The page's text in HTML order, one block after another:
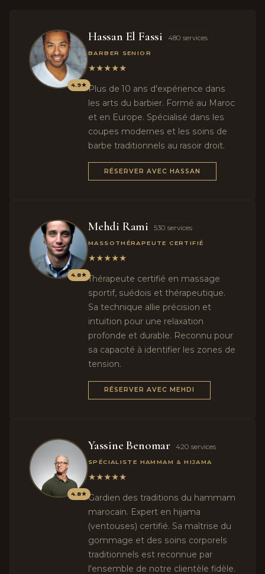
4.9★
Hassan El Fassi 480 services
BARBER SENIOR
★★★★★
Plus de 10 ans d'expérience dans
les arts du barbier. Formé au Maroc
et en Europe. Spécialisé dans les
coupes modernes et les soins de
barbe traditionnels au rasoir droit.
RÉSERVER AVEC HASSAN
4.8★
Mehdi Rami 530 services
MASSOTHÉRAPEUTE CERTIFIÉ
★★★★★
Thérapeute certifié en massage
sportif, suédois et thérapeutique.
Sa technique allie précision et
intuition pour une relaxation
profonde et durable. Reconnu pour
sa capacité à identifier les zones de
tension.
RÉSERVER AVEC MEHDI
4.8★
Yassine Benomar 420 services
SPÉCIALISTE HAMMAM & HIJAMA
★★★★★
Gardien des traditions du hammam
marocain. Expert en hijama
(ventouses) certifié. Sa maîtrise du
gommage et des soins corporels
traditionnels est reconnue par
l'ensemble de notre clientèle fidèle.